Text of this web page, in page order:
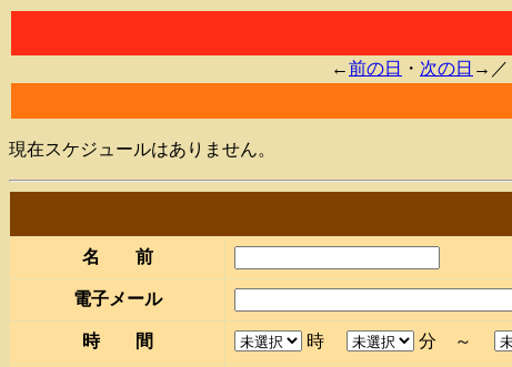
←前の日 ・ 次の日 →／
現在スケジュールはありません。
名 前
電子メール
時 間 時 分 ～